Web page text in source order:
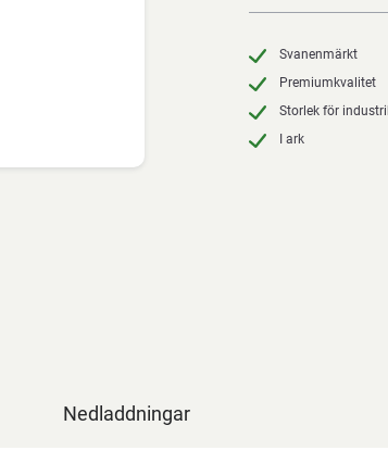
Svanenmärkt
Premiumkvalitet
Storlek för
I ark
Nedladdningar